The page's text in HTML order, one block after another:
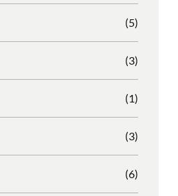
(5)
(3)
(1)
(3)
(6)